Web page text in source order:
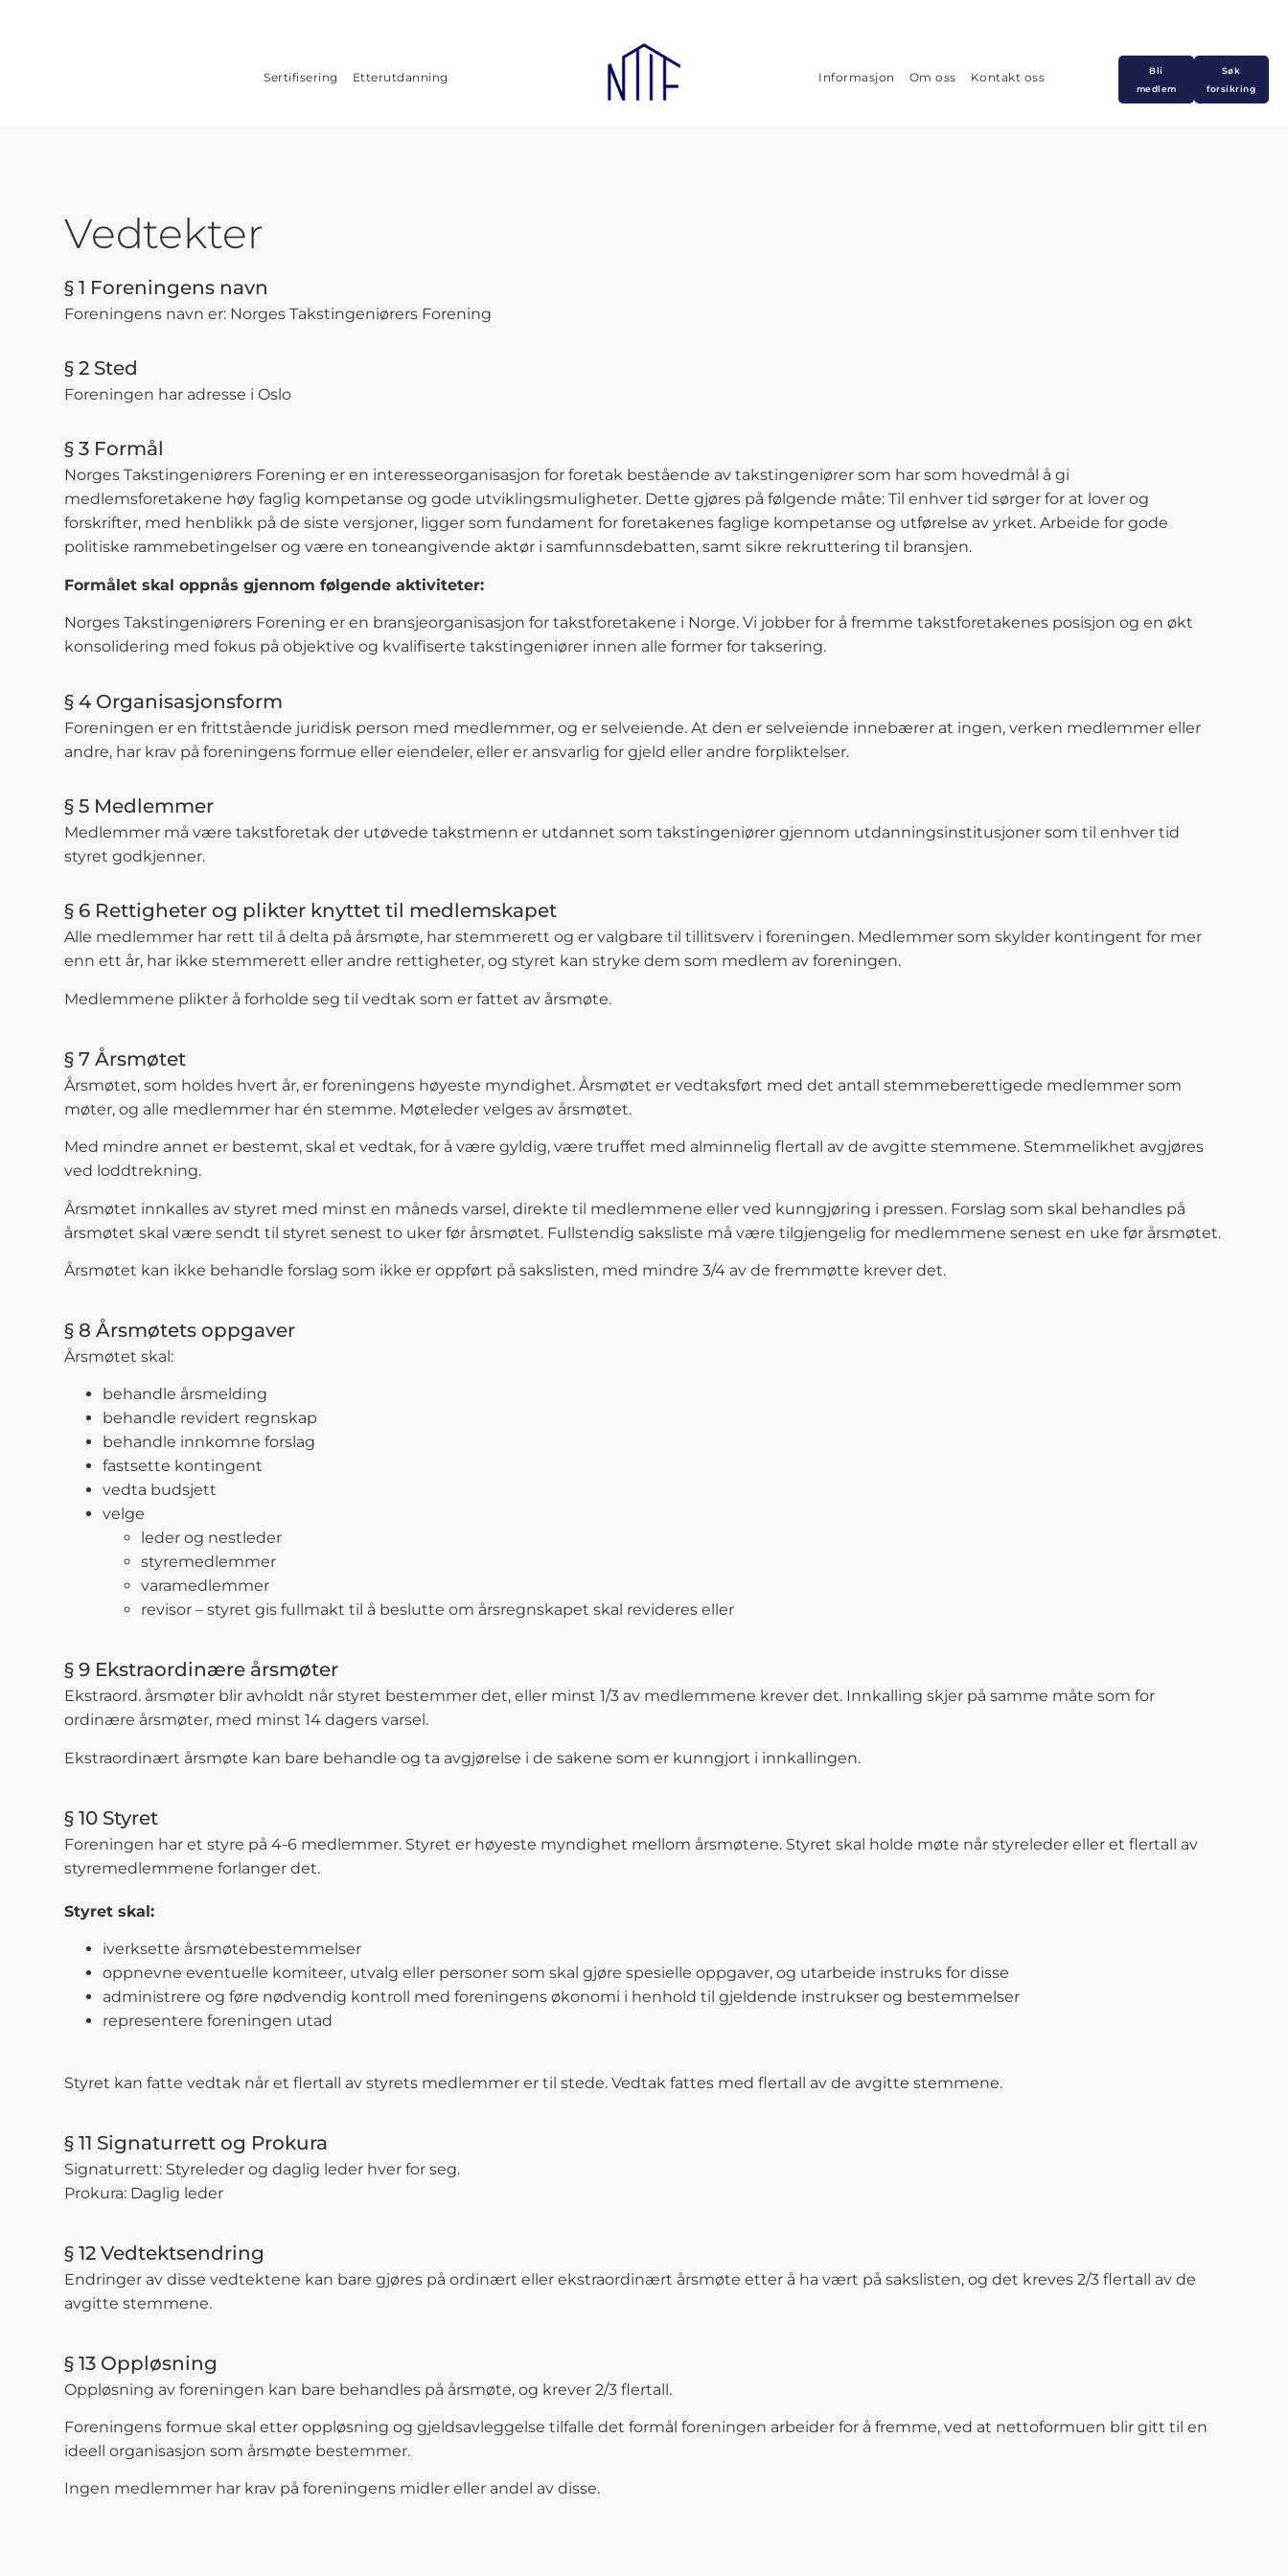
Sertifisering Etterutdanning Informasjon Om oss Kontakt oss
Bli
medlem
Søk
forsikring
Vedtekter
§ 1 Foreningens navn
Foreningens navn er: Norges Takstingeniørers Forening
§ 2 Sted
Foreningen har adresse i Oslo
§ 3 Formål
Norges Takstingeniørers Forening er en interesseorganisasjon for foretak bestående av takstingeniører som har som hovedmål å gi
medlemsforetakene høy faglig kompetanse og gode utviklingsmuligheter. Dette gjøres på følgende måte: Til enhver tid sørger for at lover og
forskrifter, med henblikk på de siste versjoner, ligger som fundament for foretakenes faglige kompetanse og utførelse av yrket. Arbeide for gode
politiske rammebetingelser og være en toneangivende aktør i samfunnsdebatten, samt sikre rekruttering til bransjen.
Formålet skal oppnås gjennom følgende aktiviteter:
Norges Takstingeniørers Forening er en bransjeorganisasjon for takstforetakene i Norge. Vi jobber for å fremme takstforetakenes posisjon og en økt
konsolidering med fokus på objektive og kvalifiserte takstingeniører innen alle former for taksering.
§ 4 Organisasjonsform
Foreningen er en frittstående juridisk person med medlemmer, og er selveiende. At den er selveiende innebærer at ingen, verken medlemmer eller
andre, har krav på foreningens formue eller eiendeler, eller er ansvarlig for gjeld eller andre forpliktelser.
§ 5 Medlemmer
Medlemmer må være takstforetak der utøvede takstmenn er utdannet som takstingeniører gjennom utdanningsinstitusjoner som til enhver tid
styret godkjenner.
§ 6 Rettigheter og plikter knyttet til medlemskapet
Alle medlemmer har rett til å delta på årsmøte, har stemmerett og er valgbare til tillitsverv i foreningen. Medlemmer som skylder kontingent for mer
enn ett år, har ikke stemmerett eller andre rettigheter, og styret kan stryke dem som medlem av foreningen.
Medlemmene plikter å forholde seg til vedtak som er fattet av årsmøte.
§ 7 Årsmøtet
Årsmøtet, som holdes hvert år, er foreningens høyeste myndighet. Årsmøtet er vedtaksført med det antall stemmeberettigede medlemmer som
møter, og alle medlemmer har én stemme. Møteleder velges av årsmøtet.
Med mindre annet er bestemt, skal et vedtak, for å være gyldig, være truffet med alminnelig flertall av de avgitte stemmene. Stemmelikhet avgjøres
ved loddtrekning.
Årsmøtet innkalles av styret med minst en måneds varsel, direkte til medlemmene eller ved kunngjøring i pressen. Forslag som skal behandles på
årsmøtet skal være sendt til styret senest to uker før årsmøtet. Fullstendig saksliste må være tilgjengelig for medlemmene senest en uke før årsmøtet.
Årsmøtet kan ikke behandle forslag som ikke er oppført på sakslisten, med mindre 3/4 av de fremmøtte krever det.
§ 8 Årsmøtets oppgaver
Årsmøtet skal:
behandle årsmelding
behandle revidert regnskap
behandle innkomne forslag
fastsette kontingent
vedta budsjett
velge
leder og nestleder
styremedlemmer
varamedlemmer
revisor – styret gis fullmakt til å beslutte om årsregnskapet skal revideres eller
§ 9 Ekstraordinære årsmøter
Ekstraord. årsmøter blir avholdt når styret bestemmer det, eller minst 1/3 av medlemmene krever det. Innkalling skjer på samme måte som for
ordinære årsmøter, med minst 14 dagers varsel.
Ekstraordinært årsmøte kan bare behandle og ta avgjørelse i de sakene som er kunngjort i innkallingen.
§ 10 Styret
Foreningen har et styre på 4-6 medlemmer. Styret er høyeste myndighet mellom årsmøtene. Styret skal holde møte når styreleder eller et flertall av
styremedlemmene forlanger det.
Styret skal:
iverksette årsmøtebestemmelser
oppnevne eventuelle komiteer, utvalg eller personer som skal gjøre spesielle oppgaver, og utarbeide instruks for disse
administrere og føre nødvendig kontroll med foreningens økonomi i henhold til gjeldende instrukser og bestemmelser
representere foreningen utad
Styret kan fatte vedtak når et flertall av styrets medlemmer er til stede. Vedtak fattes med flertall av de avgitte stemmene.
§ 11 Signaturrett og Prokura
Signaturrett: Styreleder og daglig leder hver for seg.
Prokura: Daglig leder
§ 12 Vedtektsendring
Endringer av disse vedtektene kan bare gjøres på ordinært eller ekstraordinært årsmøte etter å ha vært på sakslisten, og det kreves 2/3 flertall av de
avgitte stemmene.
§ 13 Oppløsning
Oppløsning av foreningen kan bare behandles på årsmøte, og krever 2/3 flertall.
Foreningens formue skal etter oppløsning og gjeldsavleggelse tilfalle det formål foreningen arbeider for å fremme, ved at nettoformuen blir gitt til en
ideell organisasjon som årsmøte bestemmer.
Ingen medlemmer har krav på foreningens midler eller andel av disse.